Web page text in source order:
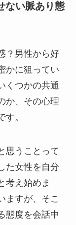
ない脈あり態
？男性から好
かに狙ってい
くつかの共通
か、その心理
。
思うことって
た女性を自分
考え始めま
ますが、そこ
態度を会話中